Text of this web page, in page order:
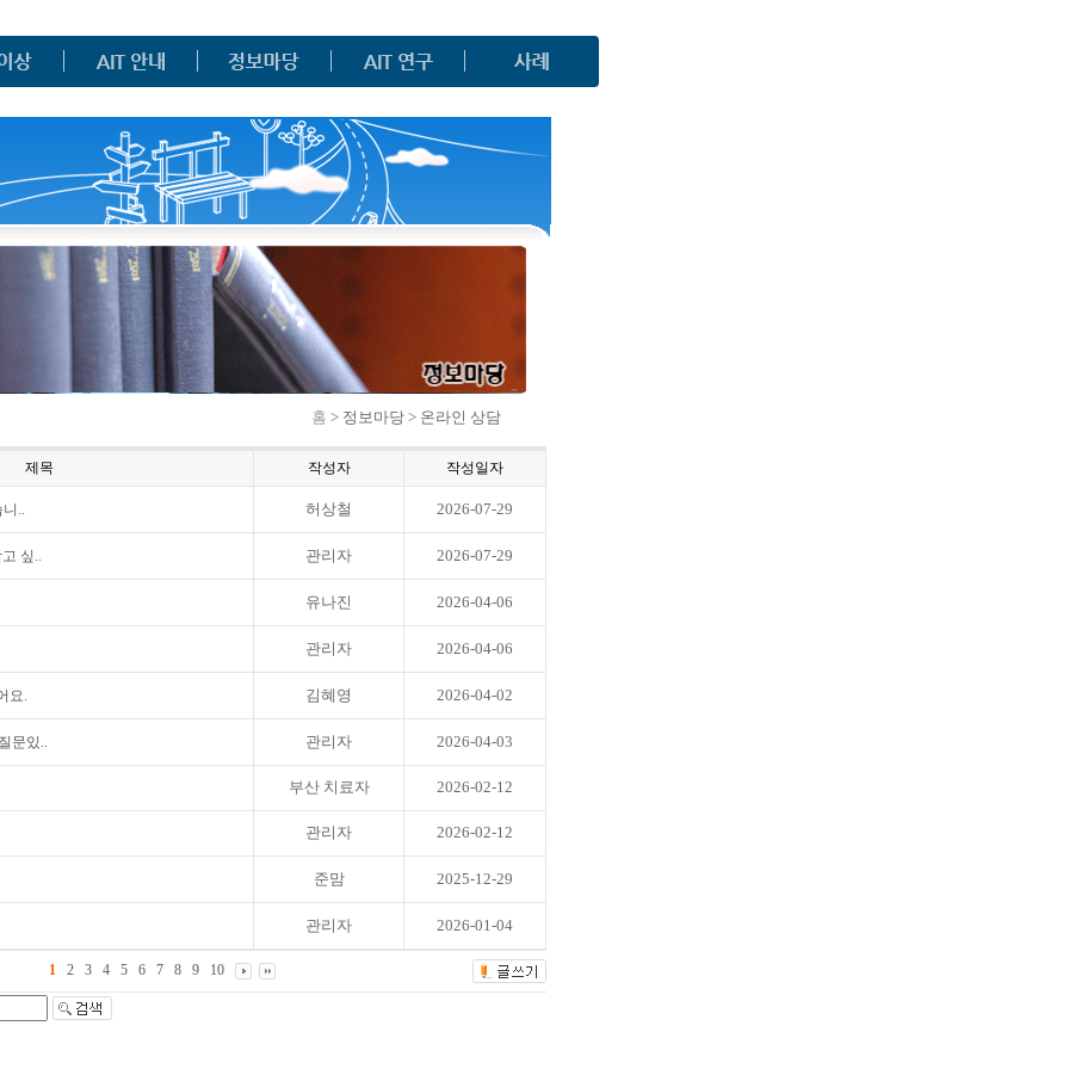
홈 > 정보마당 > 온라인 상담
제목 작성자 작성일자
.. 허상철 2026-07-29
싶.. 관리자 2026-07-29
유나진 2026-04-06
관리자 2026-04-06
요. 김혜영 2026-04-02
문있.. 관리자 2026-04-03
부산 치료자 2026-02-12
관리자 2026-02-12
준맘 2025-12-29
관리자 2026-01-04
1 2 3 4 5 6 7 8 9 10